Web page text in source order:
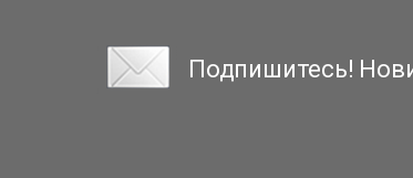
Подпишитесь!